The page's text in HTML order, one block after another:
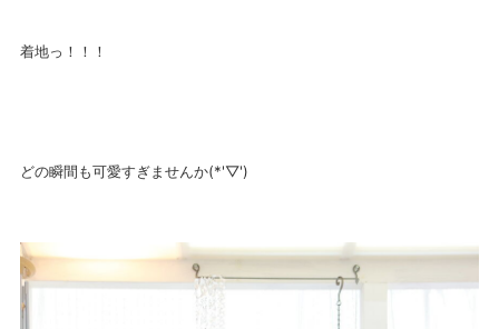
着地っ！！！
どの瞬間も可愛すぎませんか(*'▽')